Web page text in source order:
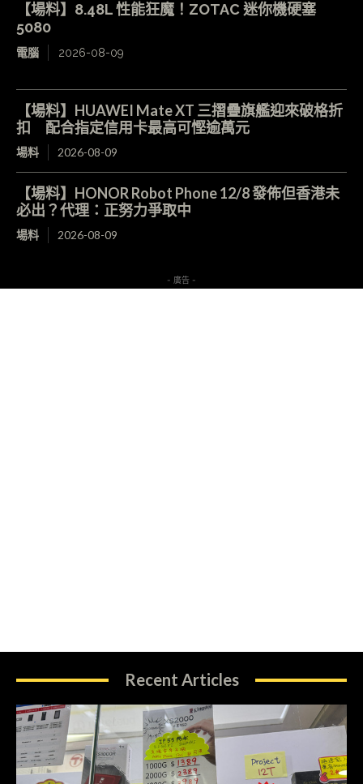
【場料】8.48L 性能狂魔！ZOTAC 迷你機硬塞
5080
電腦 2026-08-09
【場料】HUAWEI Mate XT 三摺疊旗艦迎來破格折
扣 配合指定信用卡最高可慳逾萬元
場料 2026-08-09
【場料】HONOR Robot Phone 12/8 發佈但香港未
必出？代理：正努力爭取中
場料 2026-08-09
- 廣告 -
Recent Articles